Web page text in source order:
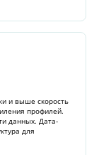
и выше скорость
профилей.
данных. Дата-
для